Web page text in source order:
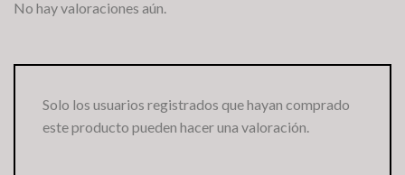
No hay valoraciones aún.
Solo los usuarios registrados que hayan comprado
este producto pueden hacer una valoración.